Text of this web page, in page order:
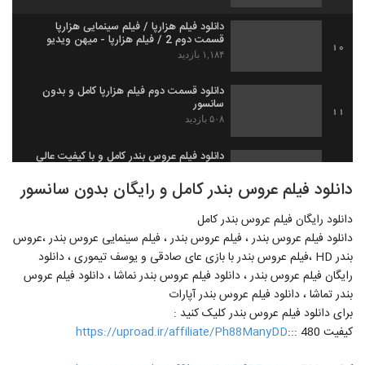
10
دانلود فیلم هزارپا / فیلم سینمایی هزارپا
قسمت دوم 2 / فیلم هزارپا - میهن ویدیو
۱,۱۸۴ بازدید
11
دانلود قسمت دوم فیلم هزارپا کامل و بدون
سانسور
۵۰۸ بازدید
دانلود فیلم عروس بندر کامل و با کیفیت عالی
۳۲۲ بازدید
13 (سریال)(ایرانی) | دانلود رایگان قسمت 8
سریال هشتگ خاله سوسکه کامل
۵۷۲ بازدید
14
دانلود انیمیشن در مسیر باران کامل و رایگان
۲۶۵ بازدید
دانلود فیلم عروس بندر کامل و رایگان بدون سانسور
دانلود رایگان فيلم عروس بندر کامل
دانلود فیلم عروس بندر ، فیلم عروس بندر ، فیلم سینمایی عروس بندر ،عروس
بندر HD ،فیلم عروس بندر با بازی عای صادقی و یوسف تیموری ، دانلود
رایگان فیلم عروس بندر ، دانلود فیلم عروس بندر نماشا ، دانلود فیلم عروس
بندر تماشا ، دانلود فیلم عروس بندر آپارات
برای دانلود فیلم عروس بندر کلیک کنید :
کیفیت 480 :::
https://uproad.ir/affiliate/Ph88ManyDD